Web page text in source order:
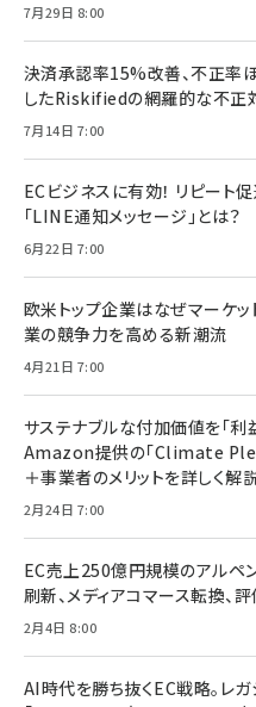
7月29日 8:00
決済承認率15%改善、不正率
したRiskifiedの網羅的な不正
7月14日 7:00
ECビジネスに有効！ リピート
「LINE通知メッセージ」とは？
6月22日 7:00
欧米トップ企業はなぜマーケ
業の競争力を高める新潮流
4月21日 7:00
サステナブルな付加価値を「利
Amazon提供の「Climate
＋事業者のメリットを詳しく解
2月24日 7:00
EC売上250億円規模のアルペ
刷新、メディアコマース転換、
2月4日 8:00
AI時代を勝ち抜くEC戦略。レガ